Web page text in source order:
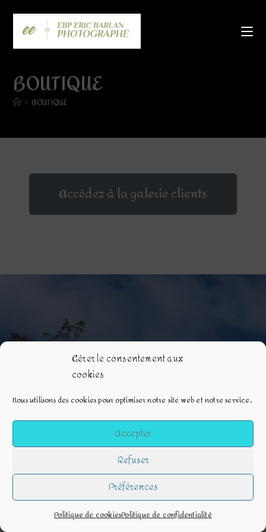
Gérer le consentement aux
cookies
Nous utilisons des cookies pour optimiser notre site web et notre service.
Accepter
Refuser
Préférences
Politique de cookiesPolitique de confidentialité
BOUTIQUE
> BOUTIQUE
Accédez à la galerie clients
politique de cookies
conditions générales de ventes
contact
© copyright – 2021 ebpericbarlanphotographe.com - tous droits réservés